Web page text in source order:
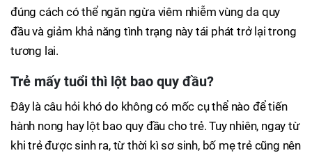
đúng cách có thể ngăn ngừa viêm nhiễm vùng da quy
đầu và giảm khả năng tình trạng này tái phát trở lại trong
tương lai.
Trẻ mấy tuổi thì lột bao quy đầu?
Đây là câu hỏi khó do không có mốc cụ thể nào để tiến
hành nong hay lột bao quy đầu cho trẻ. Tuy nhiên, ngay từ
khi trẻ được sinh ra, từ thời kì sơ sinh, bố mẹ trẻ cũng nên